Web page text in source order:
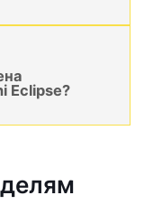
Eclipse?